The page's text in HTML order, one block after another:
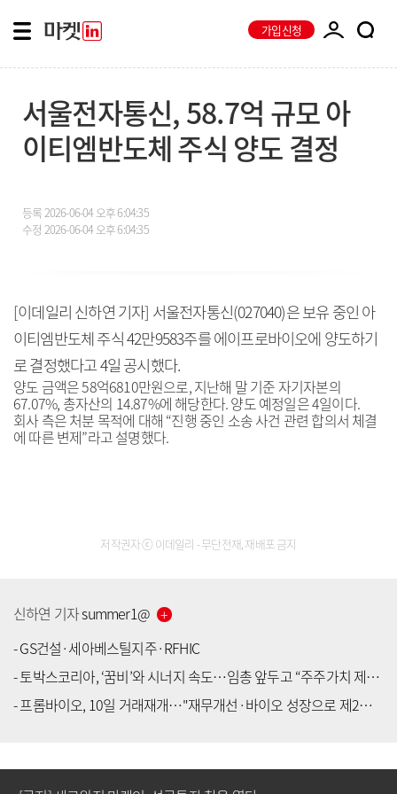
가입신청
서울전자통신, 58.7억 규모 아
이티엠반도체 주식 양도 결정
등록2026-06-04 오후 6:04:35
수정 2026-06-04 오후 6:04:35
[이데일리 신하연 기자] 서울전자통신(027040)은 보유 중인 아
이티엠반도체 주식 42만9583주를 에이프로바이오에 양도하기
로 결정했다고 4일 공시했다.
양도 금액은 58억6810만원으로, 지난해 말 기준 자기자본의
67.07%, 총자산의 14.87%에 해당한다. 양도 예정일은 4일이다.
회사 측은 처분 목적에 대해 “진행 중인 소송 사건 관련 합의서 체결
에 따른 변제”라고 설명했다.
저작권자 ⓒ 이데일리 - 무단전재, 재배포 금지
신하연 기자summer1@
-GS건설·세아베스틸지주·RFHIC
-토박스코리아, ‘꿈비’와 시너지 속도…임총 앞두고 “주주가치 제고 총력”
-프롬바이오, 10일 거래재개…"재무개선·바이오 성장으로 제2의 도약"